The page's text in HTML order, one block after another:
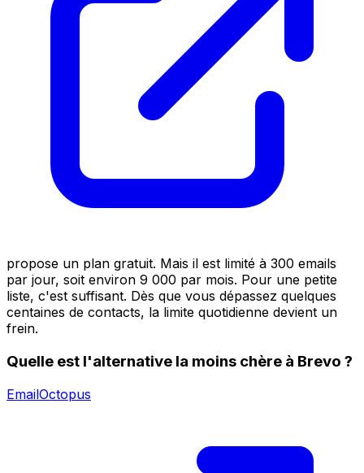
propose un plan gratuit. Mais il est limité à 300 emails
par jour, soit environ 9 000 par mois. Pour une petite
liste, c'est suffisant. Dès que vous dépassez quelques
centaines de contacts, la limite quotidienne devient un
frein.
Quelle est l'alternative la moins chère à Brevo ?
EmailOctopus